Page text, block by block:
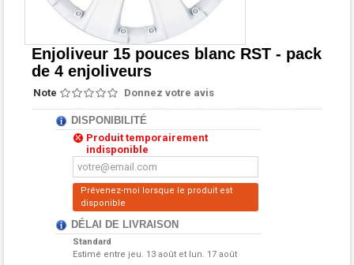
Enjoliveur 15 pouces blanc RST - pack
de 4 enjoliveurs
Note Donnez votre avis
DISPONIBILITÉ
Produit temporairement
indisponible
Prévenez-moi lorsque le produit est
disponible
DÉLAI DE LIVRAISON
Standard
Estimé entre jeu. 13 août et lun. 17 août